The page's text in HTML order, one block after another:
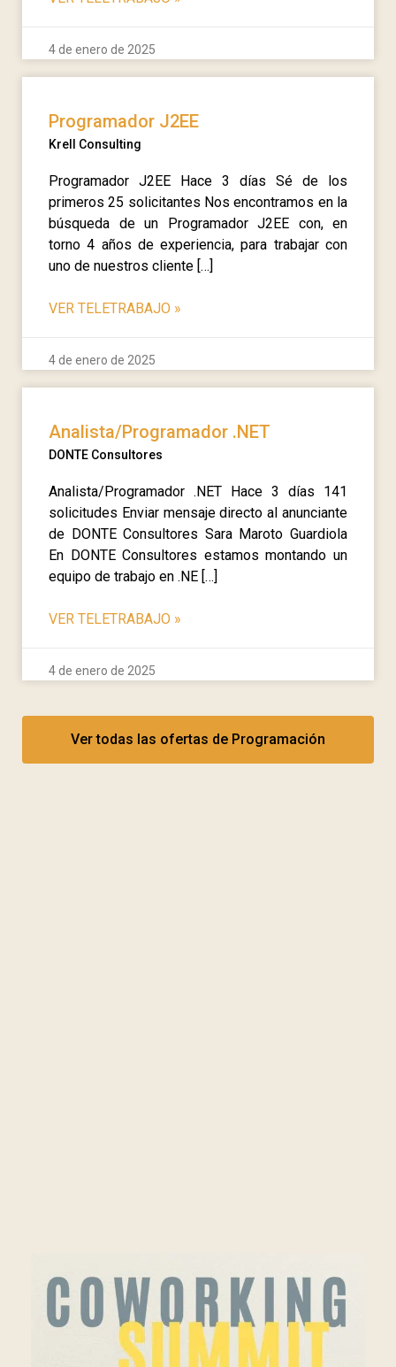
4 de enero de 2025
Programador J2EE
Krell Consulting
Programador J2EE Hace 3 días Sé de los
primeros 25 solicitantes Nos encontramos en la
búsqueda de un Programador J2EE con, en
torno 4 años de experiencia, para trabajar con
uno de nuestros cliente […]
VER TELETRABAJO »
4 de enero de 2025
Analista/Programador .NET
DONTE Consultores
Analista/Programador .NET Hace 3 días 141
solicitudes Enviar mensaje directo al anunciante
de DONTE Consultores Sara Maroto Guardiola
En DONTE Consultores estamos montando un
equipo de trabajo en .NE […]
VER TELETRABAJO »
4 de enero de 2025
Ver todas las ofertas de Programación